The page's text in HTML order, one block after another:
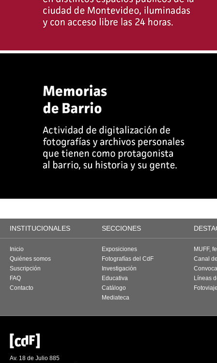
INSTITUCIONALES SECCIONES
Inicio
Quiénes somos
Suscripción
FAQ
Contacto
Exposiciones
Fotografías del CdF
Investigación
Educativa
Catálogo
Mediateca
MUFF,
Canal
Líneas
Av. 18 de Julio 885